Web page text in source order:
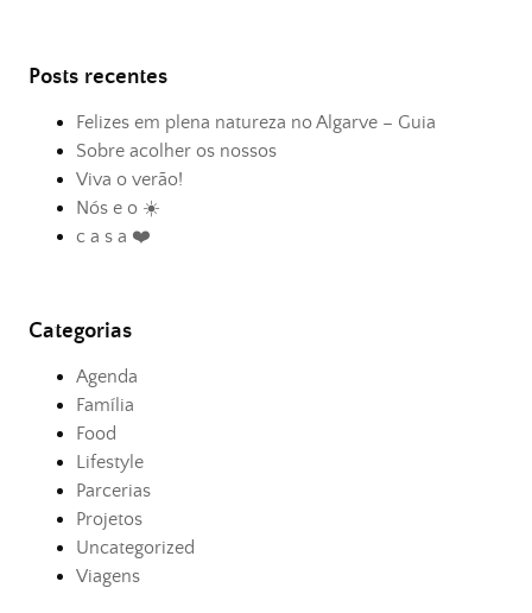
Posts recentes
Felizes em plena natureza no Algarve – Guia
Sobre acolher os nossos
Viva o verão!
Nós e o ☀️
c a s a ❤️
Categorias
Agenda
Família
Food
Lifestyle
Parcerias
Projetos
Uncategorized
Viagens